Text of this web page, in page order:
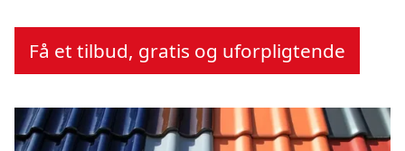
Få et tilbud, gratis og uforpligtende